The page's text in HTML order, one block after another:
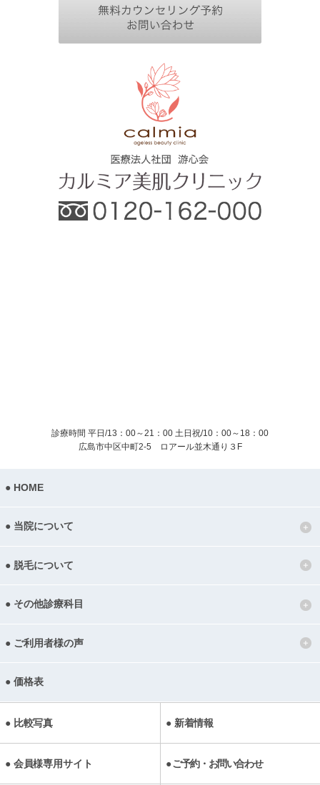
診療時間 平日/13：00～21：00 土日祝/10：00～18：00
広島市中区中町2-5 ロアール並木通り３F
HOME
当院について
脱毛について
その他診療科目
ご利用者様の声
価格表
比較写真
会員様専用サイト
新着情報
ご予約・お問い合わせ